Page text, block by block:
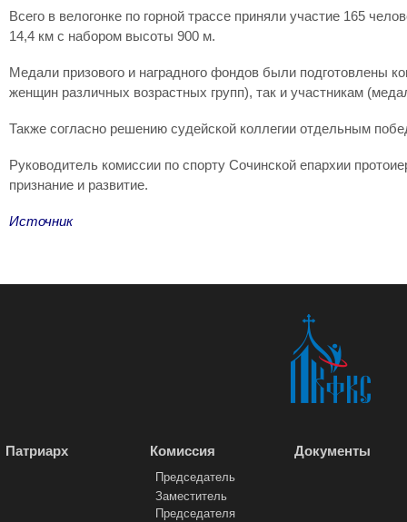
Всего в велогонке по горной трассе приняли участие 165
14,4 км с набором высоты 900 м.
Медали призового и наградного фондов были подготовлены
женщин различных возрастных групп), так и участникам
Также согласно решению судейской коллегии отдельным
Руководитель комиссии по спорту Сочинской епархии
признание и развитие.
Источник
Патриарх Комиссия
Председатель
Заместитель
Председателя
Документы